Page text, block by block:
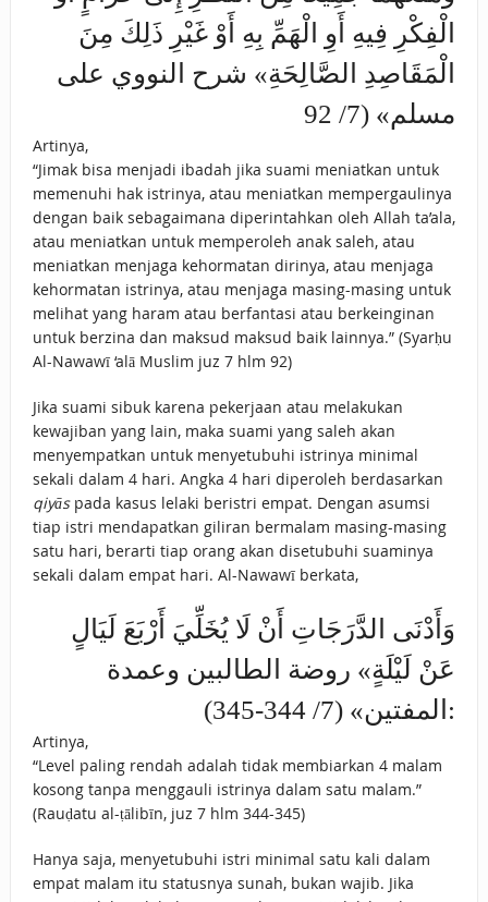
الْفِكْرِ فِيهِ أَوِ الْهَمِّ بِهِ أَوْ غَيْرِ ذَلِكَ مِنَ
الْمَقَاصِدِ الصَّالِحَةِ» شرح النووي على
مسلم» (7/ 92
Artinya,
“Jimak bisa menjadi ibadah jika suami meniatkan untuk
memenuhi hak istrinya, atau meniatkan mempergaulinya
dengan baik sebagaimana diperintahkan oleh Allah ta’ala,
atau meniatkan untuk memperoleh anak saleh, atau
meniatkan menjaga kehormatan dirinya, atau menjaga
kehormatan istrinya, atau menjaga masing-masing untuk
melihat yang haram atau berfantasi atau berkeinginan
untuk berzina dan maksud maksud baik lainnya.” (Syarḥu
Al-Nawawī ‘alā Muslim juz 7 hlm 92)
Jika suami sibuk karena pekerjaan atau melakukan
kewajiban yang lain, maka suami yang saleh akan
menyempatkan untuk menyetubuhi istrinya minimal
sekali dalam 4 hari. Angka 4 hari diperoleh berdasarkan
qiyāspada kasus lelaki beristri empat. Dengan asumsi
tiap istri mendapatkan giliran bermalam masing-masing
satu hari, berarti tiap orang akan disetubuhi suaminya
sekali dalam empat hari. Al-Nawawī berkata,
وَأَدْنَى الدَّرَجَاتِ أَنْ لَا يُخَلِّيَ أَرْبَعَ لَيَالٍ
عَنْ لَيْلَةٍ» روضة الطالبين وعمدة
المفتين» (7/ 344-345):
Artinya,
“Level paling rendah adalah tidak membiarkan 4 malam
kosong tanpa menggauli istrinya dalam satu malam.”
(Rauḍatu al-ṭālibīn, juz 7 hlm 344-345)
Hanya saja, menyetubuhi istri minimal satu kali dalam
empat malam itu statusnya sunah, bukan wajib. Jika